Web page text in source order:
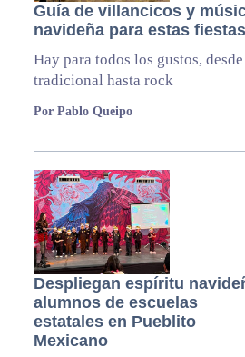
Guía de villancicos y
navideña para estas fiestas
Hay para todos los gustos, desde
tradicional hasta rock
Por Pablo Queipo
Despliegan espíritu
alumnos de escuelas
estatales en Pueblito
Mexicano